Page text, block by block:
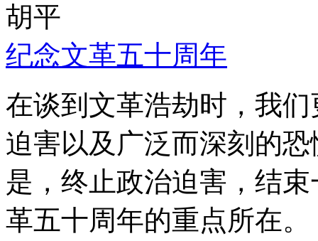
胡平
纪念文革五十周年
在谈到文革浩劫时，我
迫害以及广泛而深刻的
是，终止政治迫害，结
革五十周年的重点所在。